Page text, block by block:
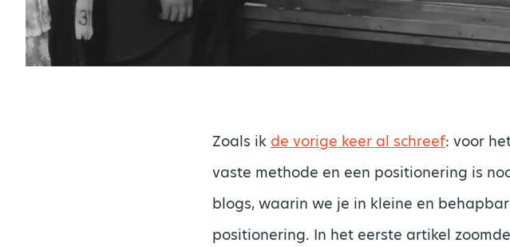
Zoals ik de vorige keer al schreef: voor
vaste methode en een positionering is
blogs, waarin we je in kleine en
positionering. In het eerste artikel